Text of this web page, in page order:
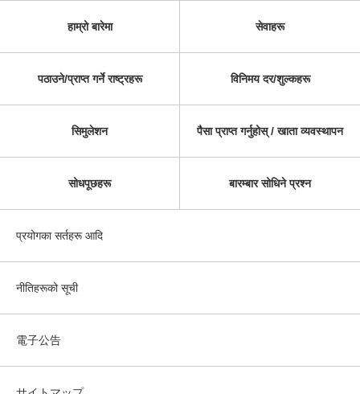
हाम्रो बारेमा सेवाहरू
पठाउने/प्राप्त गर्ने राष्ट्रहरू विनिमय दर/शुल्कहरू
सिमुलेशन पैसा प्राप्त गर्नुहोस् / खाता व्यवस्थापन
सोधपूछहरू बारम्बार सोधिने प्रश्न
प्रयोगका सर्तहरू आदि
नीतिहरूको सूची
電子公告